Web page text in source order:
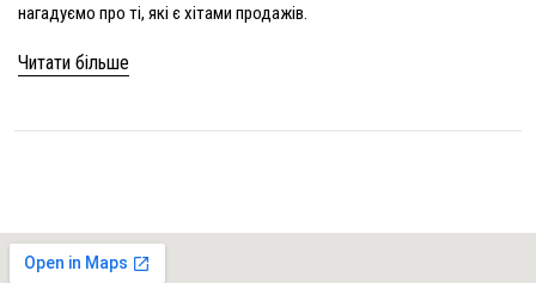
нагадуємо про ті, які є хітами продажів.
Читати більше